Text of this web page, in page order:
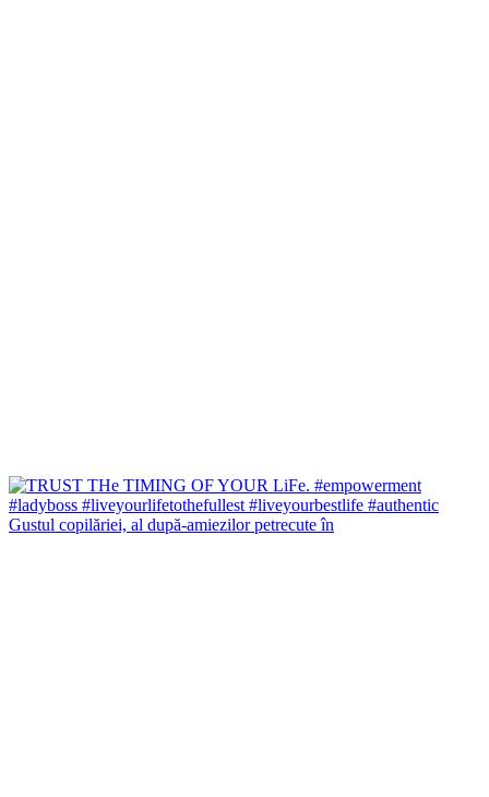
Gustul copilăriei, al după-amiezilor petrecute în